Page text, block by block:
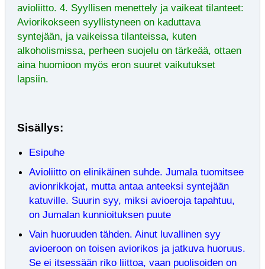
avioliitto. 4. Syyllisen menettely ja vaikeat tilanteet:
Aviorikokseen syyllistyneen on kaduttava
syntejään, ja vaikeissa tilanteissa, kuten
alkoholismissa, perheen suojelu on tärkeää, ottaen
aina huomioon myös eron suuret vaikutukset
lapsiin.
Sisällys:
Esipuhe
Avioliitto on elinikäinen suhde. Jumala tuomitsee
avionrikkojat, mutta antaa anteeksi syntejään
katuville. Suurin syy, miksi avioeroja tapahtuu,
on Jumalan kunnioituksen puute
Vain huoruuden tähden. Ainut luvallinen syy
avioeroon on toisen aviorikos ja jatkuva huoruus.
Se ei itsessään riko liittoa, vaan puolisoiden on